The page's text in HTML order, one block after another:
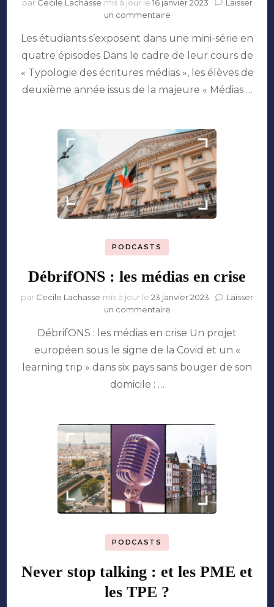
par Cecile Lachasse mis à jour le 16 janvier 2023
Laisser
un commentairesur
étudiants
s’exposent
une
mini-
épisodes
Les étudiants s’exposent dans une mini-série en
quatre épisodes Dans le cadre de leur cours de
« Typologie des écritures médias », les élèves de
deuxième année issus de la majeure « Médias …
PODCASTS
DébrifONS : les médias en crise
par Cecile Lachasse mis à jour le 23 janvier 2023
Laisser
un commentairesur
:
les
en
DébrifONS : les médias en crise Un projet
européen sous le signe de la Covid et un «
learning trip » dans six pays sans bouger de son
domicile : …
PODCASTS
Never stop talking : et les PME et
les TPE ?